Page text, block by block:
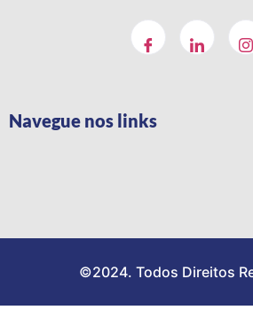
Navegue nos links
©2024. Todos Direitos